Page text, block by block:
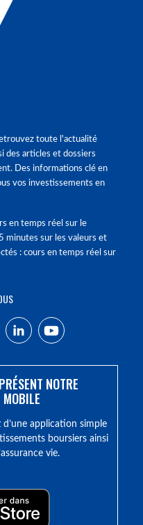
toute l'actualité
des articles et dossiers
Des informations clé en
vos investissements en
en temps réel sur le
minutes sur les valeurs et
: cours en temps réel sur
NOTRE
application simple
boursiers ainsi
vie.